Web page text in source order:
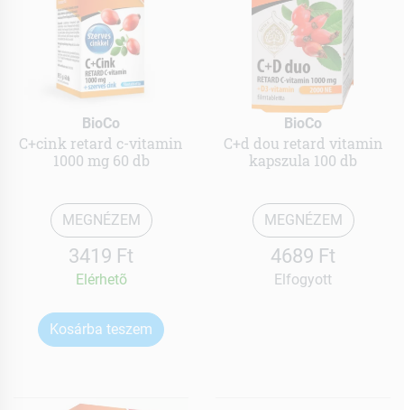
BioCo
C+cink retard c-vitamin
1000 mg 60 db
MEGNÉZEM
3419 Ft
Elérhetõ
Kosárba teszem
BioCo
C+d dou retard vitamin
kapszula 100 db
MEGNÉZEM
4689 Ft
Elfogyott